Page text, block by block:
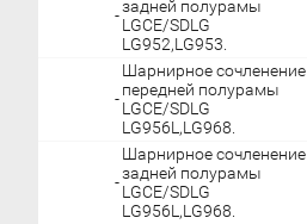
задней полурамы
LGCE/SDLG
LG952,LG953.
Шарнирное сочленение
передней полурамы
LGCE/SDLG
LG956L,LG968.
Шарнирное сочленение
задней полурамы
LGCE/SDLG
LG956L,LG968.